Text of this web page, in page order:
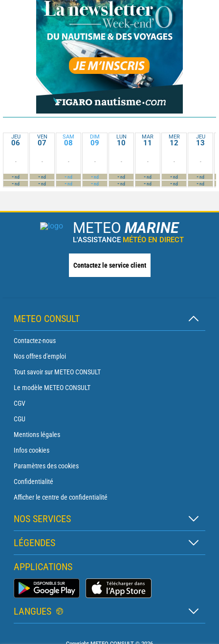
JEU
06
-
-nd
-nd
VEN
07
-
-nd
-nd
SAM
08
-
-nd
-nd
DIM
09
-
-nd
-nd
LUN
10
-
-nd
-nd
MAR
11
-
-nd
-nd
MER
12
-
-nd
-nd
JEU
13
-
-nd
-nd
METEO MARINE
L'ASSISTANCE MÉTÉO EN DIRECT
Contactez le service client
METEO CONSULT
Contactez-nous
Nos offres d'emploi
Tout savoir sur METEO CONSULT
Le modèle METEO CONSULT
CGV
CGU
Mentions légales
Infos cookies
Paramètres des cookies
Confidentialité
Afficher le centre de confidentialité
NOS SERVICES
Abonnement Zen
Abonnement Balise
Abonnement Traversée
Abonnement Phare
LÉGENDES
Légende des cartes
Légende des pictogrammes
Glossaire
APPLICATIONS
Application Météo Marine
LANGUES